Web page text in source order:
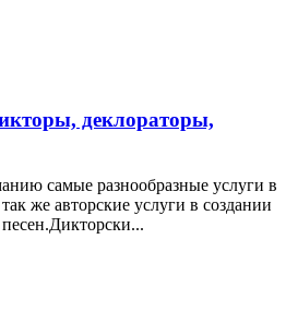
деклораторы,
самые разнообразные услуги в
же авторские услуги в создании